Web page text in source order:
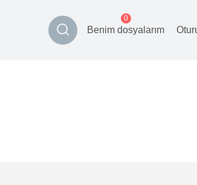
Benim dosyalarım
0